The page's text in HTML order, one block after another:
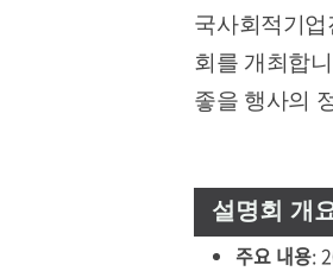
국사회적기
회를 개최합
좋을 행사의
설명회 개
주요 내용: